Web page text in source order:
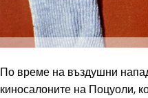
По време на въздушни
киносалоните на Поцуоли,